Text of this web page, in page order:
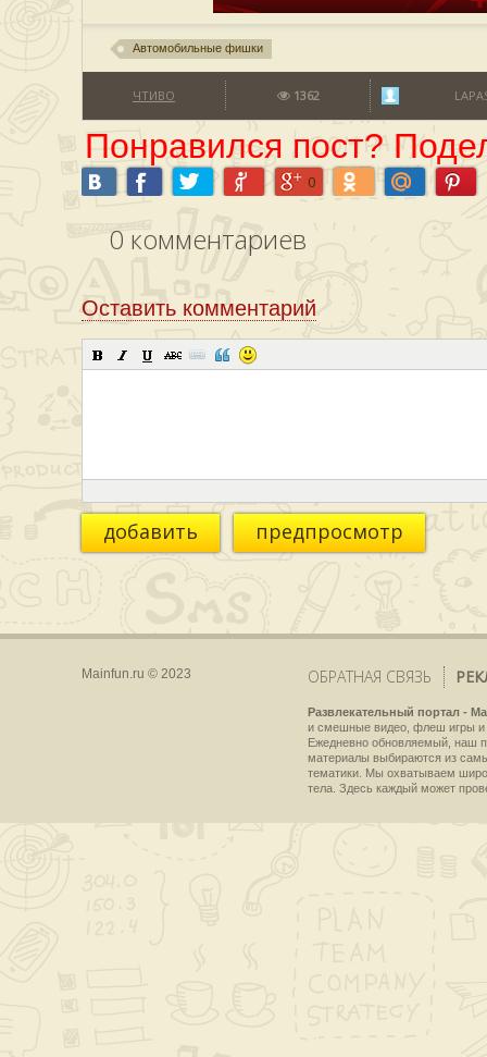
Автомобильные фишки
ЧТИВО 1362
Понравился пост?
0
0 комментариев
Оставить комментарий
добавить предпросмотр
Mainfun.ru © 2023 ОБРАТНАЯ СВЯЗЬ
Развлекательный портал -
и смешные видео, флеш игры и
Ежедневно обновляемый, наш
материалы выбираются из
тематики. Мы охватываем
тела. Здесь каждый может